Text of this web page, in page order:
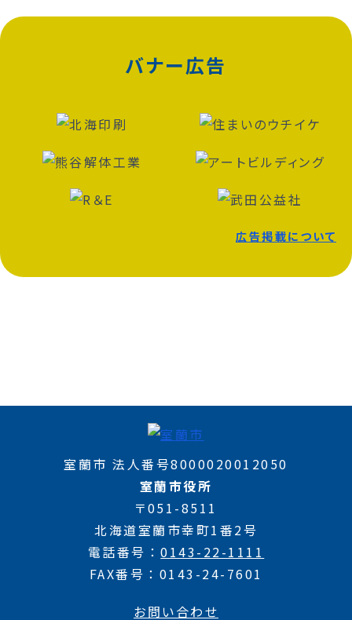
バナー広告
広告掲載について
室蘭市 法人番号8000020012050
室蘭市役所
〒051-8511
北海道室蘭市幸町1番2号
電話番号
0143-22-1111
FAX番号
0143-24-7601
お問い合わせ